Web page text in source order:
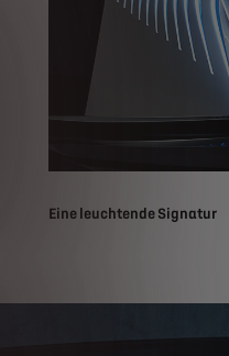
Eine leuchtende Signatur